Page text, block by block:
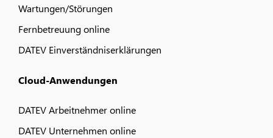
Wartungen/Störungen
Fernbetreuung online
DATEV Einverständniserklärungen
Cloud-Anwendungen
DATEV Arbeitnehmer online
DATEV Unternehmen online